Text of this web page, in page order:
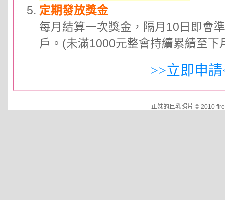
定期發放獎金
每月結算一次獎金，隔月10日即會
戶。(未滿1000元整會持續累績至
>>立即申
正妹的巨乳照片 © 2010